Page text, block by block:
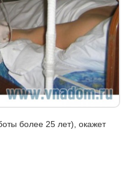
более 25 лет), окажет